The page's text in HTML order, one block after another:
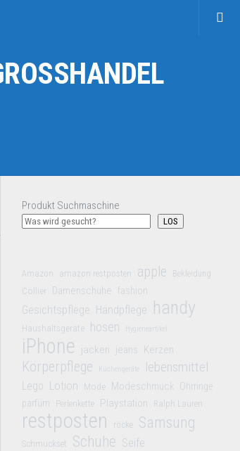
Produkt Suchmaschine
LOS
Amazon amazon restposten apple Bekleidung
Collier Damenschuhe fashion
Gesichtspflege Handpflege handy
Haushaltsgeräte hosen Hygieneartikel
iPhone jacken jeans Kerzen
Körperpflege Küchengeräte lebensmittel
Lego Lotion Mode Modeschmuck Ohrringe
parfüm
Perlenkette Playstation Ralph Lauren
restposten röcke Samsung
Schmuckset Schuhe Seife